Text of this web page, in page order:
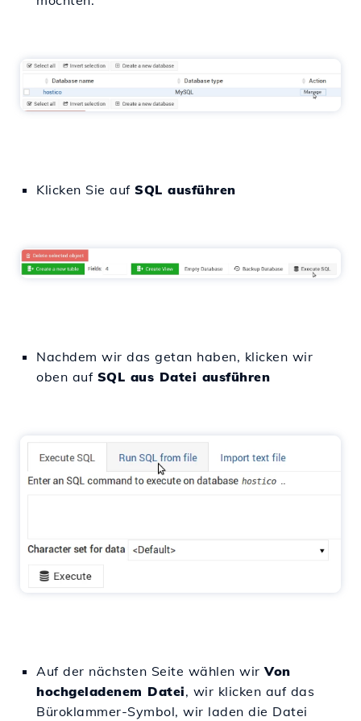
Klicken Sie auf SQL ausführen
Nachdem wir das getan haben, klicken wir
oben auf SQL aus Datei ausführen
Auf der nächsten Seite wählen wirVon
hochgeladenem Datei, wir klicken auf das
Büroklammer-Symbol, wir laden die Datei